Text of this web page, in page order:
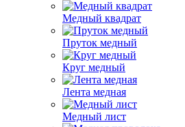
Медный квадрат
Пруток медный
Круг медный
Лента медная
Медный лист